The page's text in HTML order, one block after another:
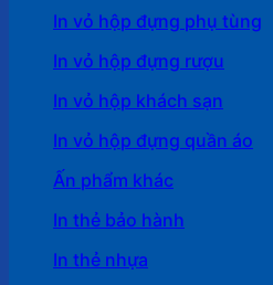
In vỏ hộp đựng phụ tùng
In vỏ hộp đựng rượu
In vỏ hộp khách sạn
In vỏ hộp đựng quần áo
Ấn phẩm khác
In thẻ bảo hành
In thẻ nhựa